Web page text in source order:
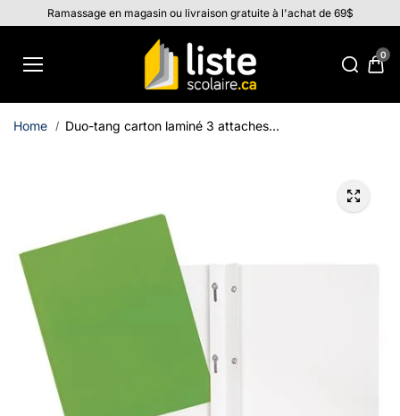
Aller au
contenu
Ramassage en magasin ou livraison gratuite à l'achat de 69$
0
Home Duo-tang carton laminé 3 attaches...